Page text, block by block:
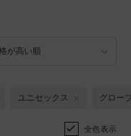
が高い順
ユニセックス グロー
全色表示